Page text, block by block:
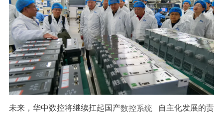
未来，华中数控将继续扛起国产数控系统
自主化发展的责